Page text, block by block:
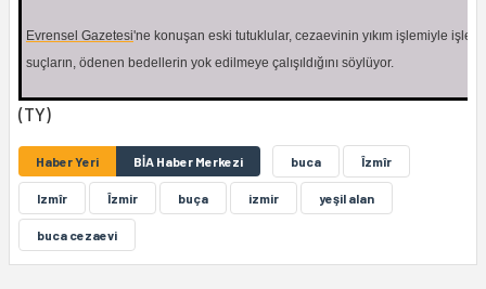
Evrensel Gazetesi'ne konuşan eski tutuklular, cezaevinin yıkım işlemiyle
suçların, ödenen bedellerin yok edilmeye çalışıldığını söylüyor.
(TY)
Haber Yeri BİA Haber Merkezi buca Îzmîr
Izmîr Îzmir buça izmir yeşil alan
buca cezaevi